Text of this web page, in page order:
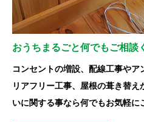
おうちまるごと何でもご相談
コンセントの増設、配線工事や
リアフリー工事、屋根の葺き替
いに関する事なら何でもお気軽に